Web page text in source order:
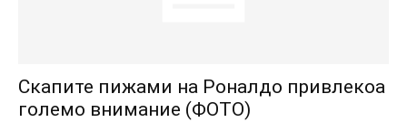
Скапите пижами на Роналдо привлекоа
големо внимание (ФОТО)